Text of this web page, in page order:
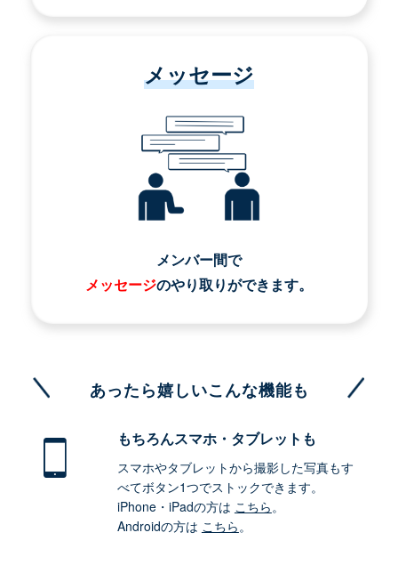
メッセージ
メンバー間で
メッセージのやり取りができます。
あったら嬉しいこんな機能も
もちろんスマホ・タブレットも
スマホやタブレットから撮影した写真もす
べてボタン1つでストックできます。
iPhone・iPadの方は こちら。
Androidの方は こちら。